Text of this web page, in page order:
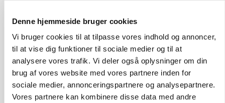
Denne hjemmeside bruger cookies
Vi bruger cookies til at tilpasse vores indhold og annoncer,
til at vise dig funktioner til sociale medier og til at
analysere vores trafik. Vi deler også oplysninger om din
brug af vores website med vores partnere inden for
sociale medier, annonceringspartnere og analysepartnere.
Vores partnere kan kombinere disse data med andre
Leder til klimastald